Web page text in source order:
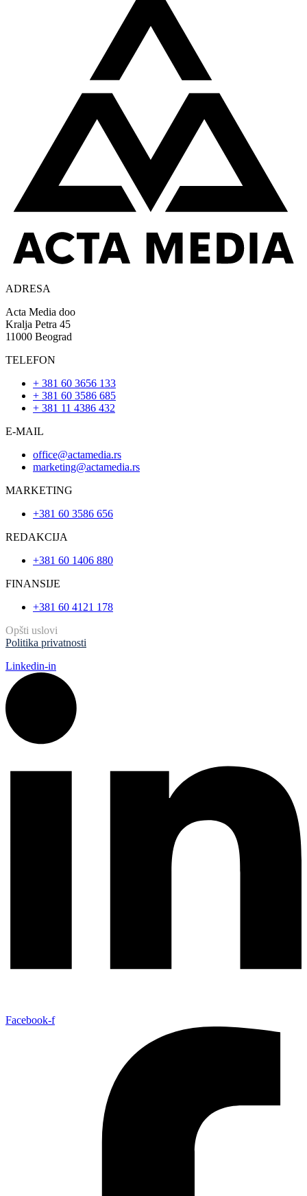
ADRESA
Acta Media doo
Kralja Petra 45
11000 Beograd
TELEFON
+ 381 60 3656 133
+ 381 60 3586 685
+ 381 11 4386 432
E-MAIL
office@actamedia.rs
marketing@actamedia.rs
MARKETING
+381 60 3586 656
REDAKCIJA
+381 60 1406 880
FINANSIJE
+381 60 4121 178
Opšti uslovi
Politika privatnosti
Linkedin-in
Facebook-f